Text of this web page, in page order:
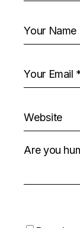
Are you